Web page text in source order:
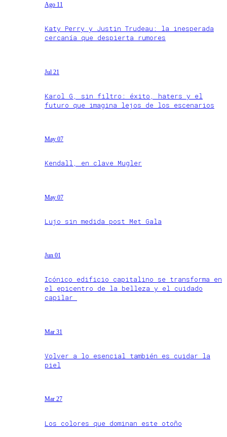
Ago 11
Katy Perry y Justin Trudeau: la inesperada
cercanía que despierta rumores
Jul 21
Karol G, sin filtro: éxito, haters y el
futuro que imagina lejos de los escenarios
May 07
Kendall, en clave Mugler
May 07
Lujo sin medida post Met Gala
Jun 01
Icónico edificio capitalino se transforma en
el epicentro de la belleza y el cuidado
capilar
Mar 31
Volver a lo esencial también es cuidar la
piel
Mar 27
Los colores que dominan este otoño